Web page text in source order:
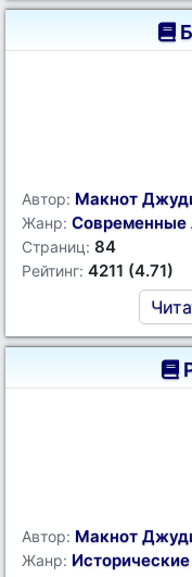
Автор: Макнот
Жанр:
Страниц: 84
Рейтинг: 4211 (4.71)
Автор: Макнот
Жанр: